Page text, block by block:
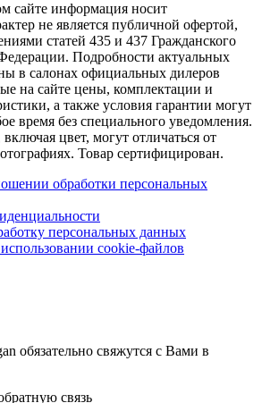
сайте информация носит
не является публичной офертой,
статей 435 и 437 Гражданского
Подробности актуальных
в салонах официальных дилеров
на сайте цены, комплектации и
а также условия гарантии могут
время без специального уведомления.
цвет, могут отличаться от
Товар сертифицирован.
обработки персональных
персональных данных
cookie-файлов
обязательно свяжутся с Вами в
связь